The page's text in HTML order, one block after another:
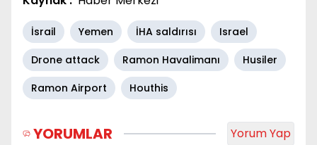
İsrail Yemen İHA saldırısı
Israel
Drone attack
Ramon Havalimanı
Husiler
Ramon Airport
Houthis
YORUMLAR Yorum Yap